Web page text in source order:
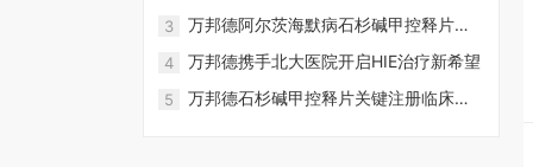
重大专项·阿尔茨海默病创新药石杉碱甲
控释片产学研深化合作交流纪实
3
万邦德阿尔茨海默病石杉碱甲控释片项
目II/III期临床试验全国启动大会召开
4 万邦德携手北大医院开启HIE治疗新希望
5
万邦德石杉碱甲控释片关键注册临床方